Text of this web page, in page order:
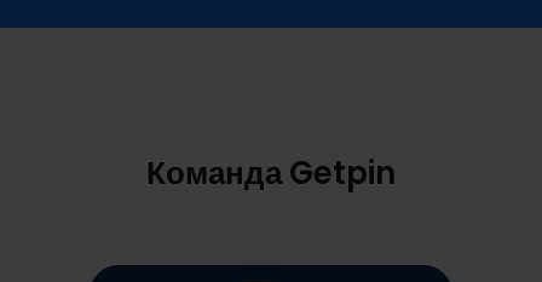
Команда Getpin